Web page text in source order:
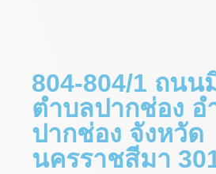
804-804/1 ถนน
ตำบลปากช่อง อ
ปากช่อง จังหวัด
นครราชสีมา